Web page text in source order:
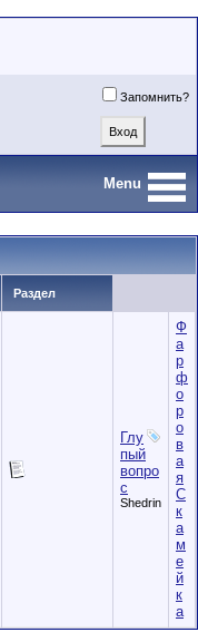
Запомнить?
Menu
Раздел
Глу
пый
вопро
с
Shedrin
Ф
а
р
ф
о
р
о
в
а
я
С
к
а
м
е
й
к
а